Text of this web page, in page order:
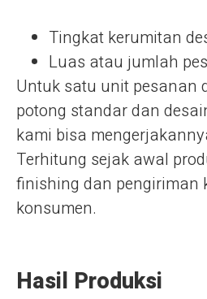
Tingkat kerumitan
Luas atau jumlah
Untuk satu unit pesanan
potong standar dan
kami bisa
Terhitung sejak awal
finishing dan pengiriman
konsumen.
Hasil Produksi